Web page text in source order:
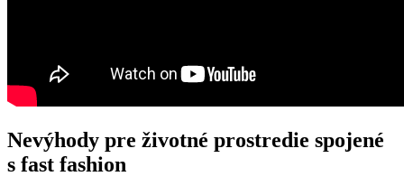
Nevýhody pre životné prostredie spojené
s fast fashion